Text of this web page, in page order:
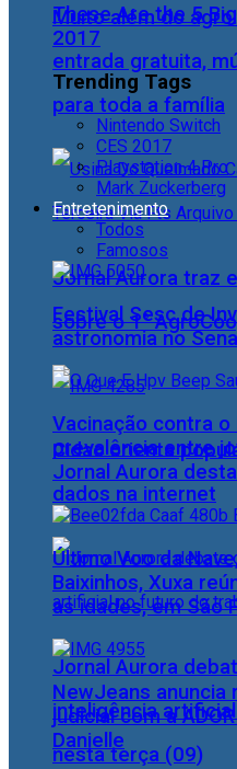
Muito além do
entrada gratuita,
para toda a família
Jornal Aurora traz
sobre o 1°
Cidac orienta
dados na internet
Jornal Aurora
inteligência
nesta terça (09)
These Are the 5
2017
Trending Tags
Nintendo Switch
CES 2017
Playstation 4 Pro
Mark Zuckerberg
Entretenimento
Todos
Famosos
Festival Sesc de
astronomia no
Vacinação contra o
prevalência entre
Jornal Aurora
Último Voo da
Baixinhos, Xuxa
as idades, em São
NewJeans anuncia
judicial com a
Danielle